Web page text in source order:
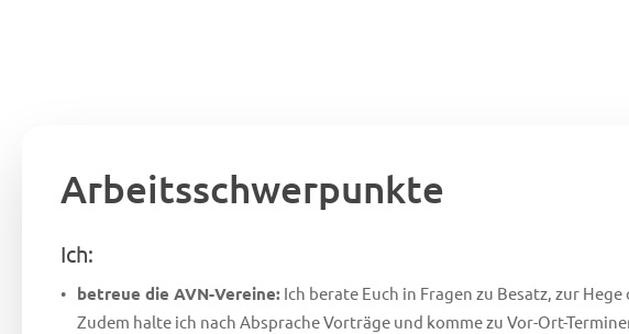
Arbeitsschwerpunkte
Ich:
betreue die AVN-Vereine:Ich berate Euch in Fragen zu Besatz, zur
Zudem halte ich nach Absprache Vorträge und komme zu Vor-Ort-